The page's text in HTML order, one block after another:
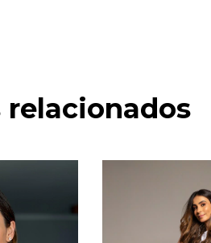
relacionados